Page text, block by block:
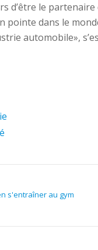
d’être le
pointe dans le
automobile»,
s'entraîner au gym